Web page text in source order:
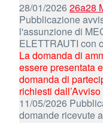
28/01/2026 26a28
Pubblicazione
l'assunzione di
ELETTRAUTI con
La domanda di
essere presentata
domanda di
richiesti
11/05/2026
domande ricevute